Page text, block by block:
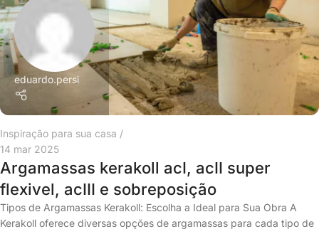
eduardo.persi
Inspiração para sua casa
14 mar 2025
Argamassas kerakoll acI, acII super
flexivel, acIII e sobreposição
Tipos de Argamassas Kerakoll: Escolha a Ideal para Sua Obra A
Kerakoll oferece diversas opções de argamassas para cada tipo de